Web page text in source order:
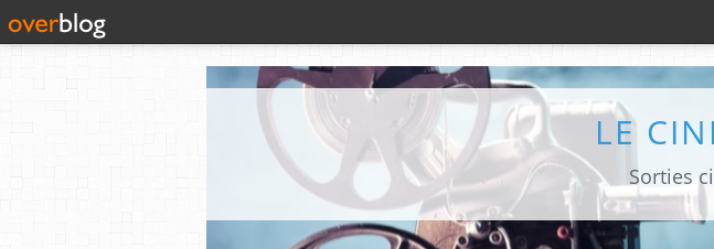
LE
Sorties